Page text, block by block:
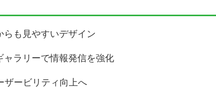
らも見やすいデザイン
ャラリーで情報発信を強化
ザービリティ向上へ